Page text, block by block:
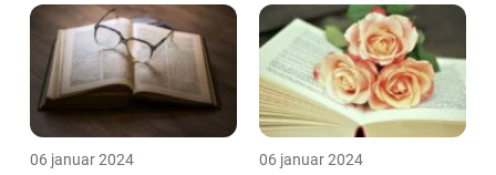
06 januar 2024 06 januar 2024